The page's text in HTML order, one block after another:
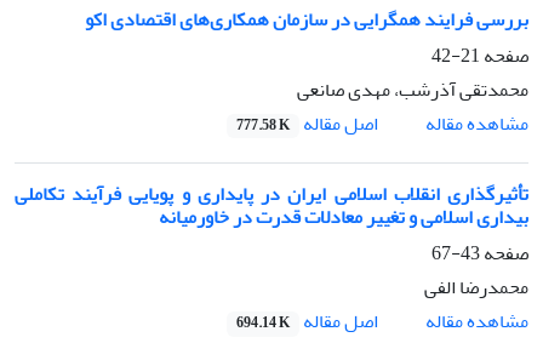
بررسی فرایند همگرایی در سازمان همکاری‌های اقتصادی اکو
صفحه21-42
محمدتقی آذرشب، مهدی صانعی
مشاهده مقاله
اصل مقاله 777.58 K
تأثیرگذاری انقلاب اسلامی ایران در پایداری و پویایی فرآیند تکاملی
بیداری اسلامی و تغییر معادلات قدرت در خاورمیانه
صفحه43-67
محمدرضا الفی
مشاهده مقاله
اصل مقاله 694.14 K